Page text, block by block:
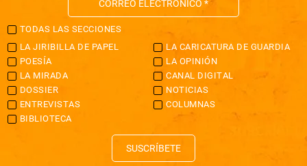
TODAS LAS SECCIONES
LA JIRIBILLA DE PAPEL
LA CARICATURA DE GUARDIA
POESÍA
LA OPINIÓN
LA MIRADA
CANAL DIGITAL
DOSSIER
NOTICIAS
ENTREVISTAS
COLUMNAS
BIBLIOTECA
SUSCRÍBETE